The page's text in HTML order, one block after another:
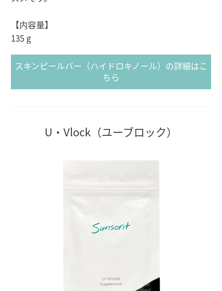
【内容量】
135 g
スキンピールバー（ハイドロキノール）の詳細はこ
ちら
U・Vlock（ユーブロック）